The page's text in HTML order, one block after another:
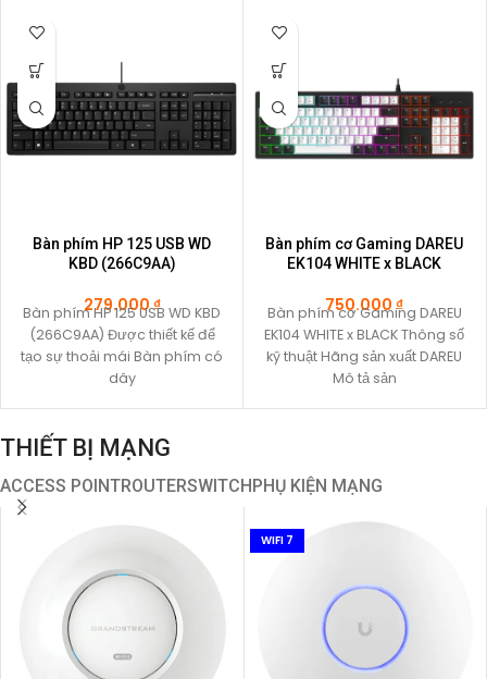
Bàn phím HP 125 USB WD
KBD (266C9AA)
279.000₫
Bàn phím HP 125 USB WD KBD
(266C9AA) Được thiết kế để
tạo sự thoải mái Bàn phím có
dây
Bàn phím cơ Gaming DAREU
EK104 WHITE x BLACK
750.000 ₫
Bàn phím cơ Gaming DAREU
EK104 WHITE x BLACK Thông số
kỹ thuật Hãng sản xuất DAREU
Mô tả sản
THIẾT BỊ MẠNG
ACCESS POINTROUTERSWITCHPHỤ KIỆN MẠNG
WIFI 7